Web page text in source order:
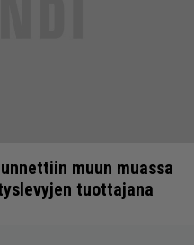
muun muassa
tuottajana